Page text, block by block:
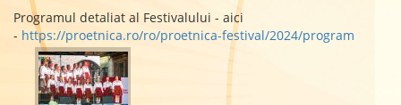
Programul detaliat al Festivalului - aici
- https://proetnica.ro/ro/proetnica-festival/2024/program